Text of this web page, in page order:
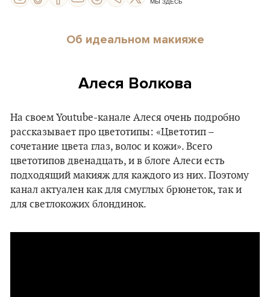
Об идеальном макияже
Алеся Волкова
На своем Youtube-канале Алеся очень подробно
рассказывает про цветотипы: «Цветотип –
сочетание цвета глаз, волос и кожи». Всего
цветотипов двенадцать, и в блоге Алеси есть
подходящий макияж для каждого из них. Поэтому
канал актуален как для смуглых брюнеток, так и
для светлокожих блондинок.